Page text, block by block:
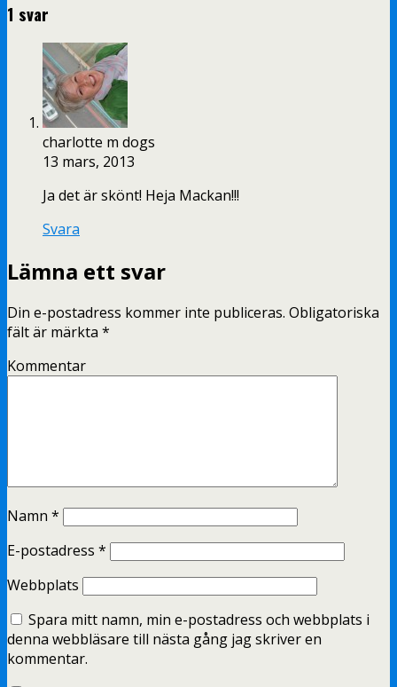
1 svar
charlotte m dogs
13 mars, 2013
Ja det är skönt! Heja Mackan!!!
Svara
Lämna ett svar
Din e-postadress kommer inte publiceras. Obligatoriska
fält är märkta *
Kommentar
Namn *
E-postadress *
Webbplats
Spara mitt namn, min e-postadress och webbplats i
denna webbläsare till nästa gång jag skriver en
kommentar.